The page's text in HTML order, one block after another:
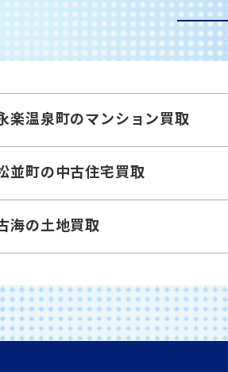
楽温泉町のマンション買取
並町の中古住宅買取
海の土地買取